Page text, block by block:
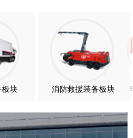
板块 消防救援装备板块